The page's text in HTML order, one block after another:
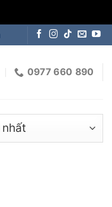
0977 660 890